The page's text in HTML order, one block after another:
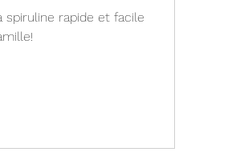
rapide et facile